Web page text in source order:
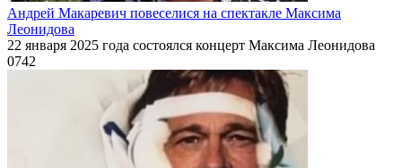
Андрей Макаревич повеселися на спектакле Максима
Леонидова
22 января 2025 года состоялся концерт Максима Леонидова
0742